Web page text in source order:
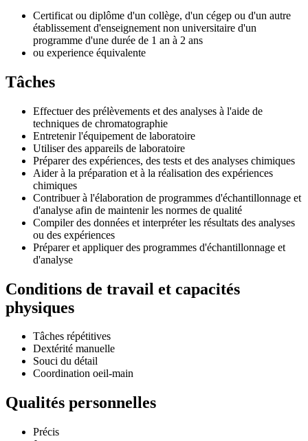
Certificat ou diplôme d'un collège, d'un cégep ou d'un autre
établissement d'enseignement non universitaire d'un
programme d'une durée de 1 an à 2 ans
ou experience équivalente
Tâches
Effectuer des prélèvements et des analyses à l'aide de
techniques de chromatographie
Entretenir l'équipement de laboratoire
Utiliser des appareils de laboratoire
Préparer des expériences, des tests et des analyses chimiques
Aider à la préparation et à la réalisation des expériences
chimiques
Contribuer à l'élaboration de programmes d'échantillonnage et
d'analyse afin de maintenir les normes de qualité
Compiler des données et interpréter les résultats des analyses
ou des expériences
Préparer et appliquer des programmes d'échantillonnage et
d'analyse
Conditions de travail et capacités
physiques
Tâches répétitives
Dextérité manuelle
Souci du détail
Coordination oeil-main
Qualités personnelles
Précis